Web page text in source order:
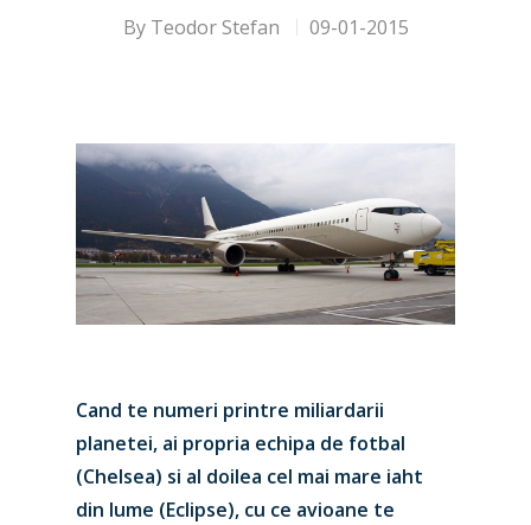
By Teodor Stefan 09-01-2015
Cand te numeri printre miliardarii
planetei, ai propria echipa de fotbal
(Chelsea) si al doilea cel mai mare iaht
din lume (Eclipse), cu ce avioane te